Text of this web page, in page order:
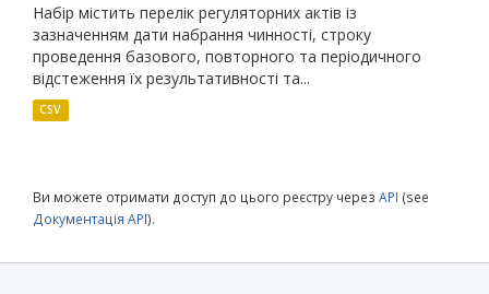
Набір містить перелік регуляторних актів із
зазначенням дати набрання чинності, строку
проведення базового, повторного та періодичного
відстеження їх результативності та...
CSV
Ви можете отримати доступ до цього реєстру через API (see
Документація API).